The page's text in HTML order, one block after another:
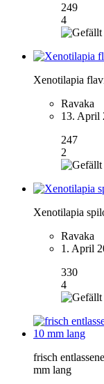
249
4
Xenotilapia
Ravaka
13. April
247
2
Xenotilapia
Ravaka
1. April
330
4
frisch
mm lang